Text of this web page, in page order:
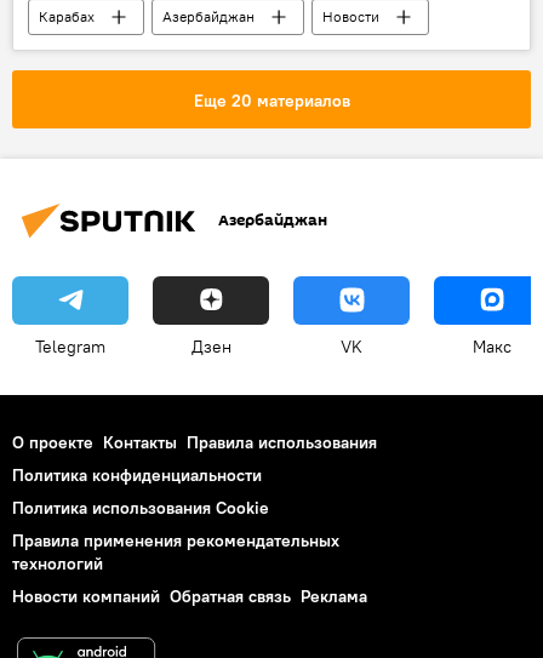
Карабах Азербайджан
Новости
Армения
Минобороны АР
Еще 20 материалов
Азербайджан
Telegram Дзен VK Макс
О проекте Контакты Правила использования
Политика конфиденциальности
Политика использования Cookie
Правила применения рекомендательных
технологий
Новости компаний Обратная связь Реклама